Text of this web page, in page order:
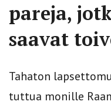
pareja,
saavat
Tahaton
tuttua monille